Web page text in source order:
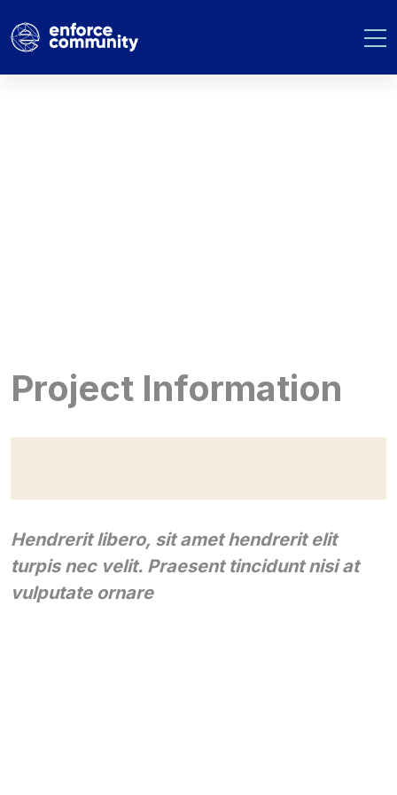
Project Information
Hendrerit libero, sit amet hendrerit elit
turpis nec velit. Praesent tincidunt nisi at
vulputate ornare